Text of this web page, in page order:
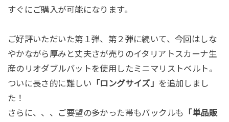
すぐにご購入が可能になります。
ご好評いただいた第１弾、第２弾に続いて、今回はしな
やかながら厚みと丈夫さが売りのイタリアトスカーナ生
産のリオダブルバットを使用したミニマリストベルト。
ついに長さ的に難しい 「ロングサイズ」 を追加しまし
た！
さらに、、、ご要望の多かった帯もバックルも
「単品販